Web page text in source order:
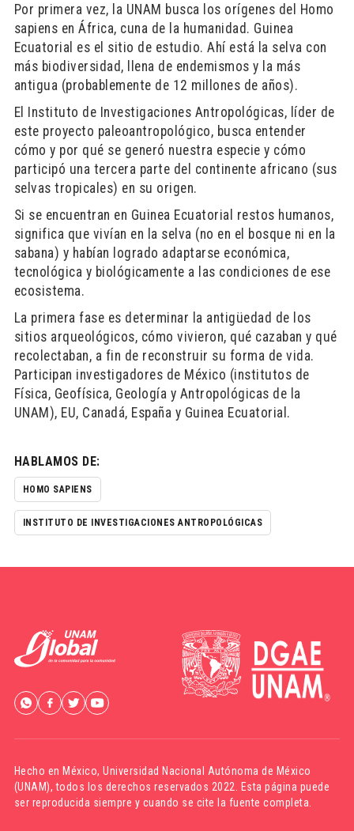
Por primera vez, la UNAM busca los orígenes del Homo
sapiens en África, cuna de la humanidad. Guinea
Ecuatorial es el sitio de estudio. Ahí está la selva con
más biodiversidad, llena de endemismos y la más
antigua (probablemente de 12 millones de años).
El Instituto de Investigaciones Antropológicas, líder de
este proyecto paleoantropológico, busca entender
cómo y por qué se generó nuestra especie y cómo
participó una tercera parte del continente africano (sus
selvas tropicales) en su origen.
Si se encuentran en Guinea Ecuatorial restos humanos,
significa que vivían en la selva (no en el bosque ni en la
sabana) y habían logrado adaptarse económica,
tecnológica y biológicamente a las condiciones de ese
ecosistema.
La primera fase es determinar la antigüedad de los
sitios arqueológicos, cómo vivieron, qué cazaban y qué
recolectaban, a fin de reconstruir su forma de vida.
Participan investigadores de México (institutos de
Física, Geofísica, Geología y Antropológicas de la
UNAM), EU, Canadá, España y Guinea Ecuatorial.
HABLAMOS DE:
HOMO SAPIENS
INSTITUTO DE INVESTIGACIONES ANTROPOLÓGICAS
Hecho en México,Universidad Nacional Autónoma de México
(UNAM), todos los derechos reservados 2022. Esta página puede
ser reproducida siempre y cuando se cite la fuente completa.